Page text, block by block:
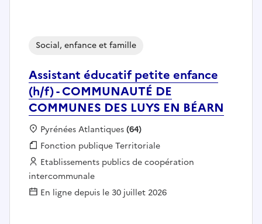
Assistant éducatif petite enfance
(h/f) - COMMUNAUTÉ DE
COMMUNES DES LUYS EN BÉARN
Social, enfance et famille
Localisation :
Pyrénées Atlantiques(64)
Fonction publique :
Fonction publique Territoriale
Employeur :
Etablissements publics de coopération
intercommunale
En ligne depuis le 30 juillet 2026